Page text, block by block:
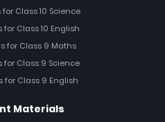
for Class 10 Science
for Class 10 English
for Class 9 Maths
for Class 9 Science
for Class 9 English
Materials